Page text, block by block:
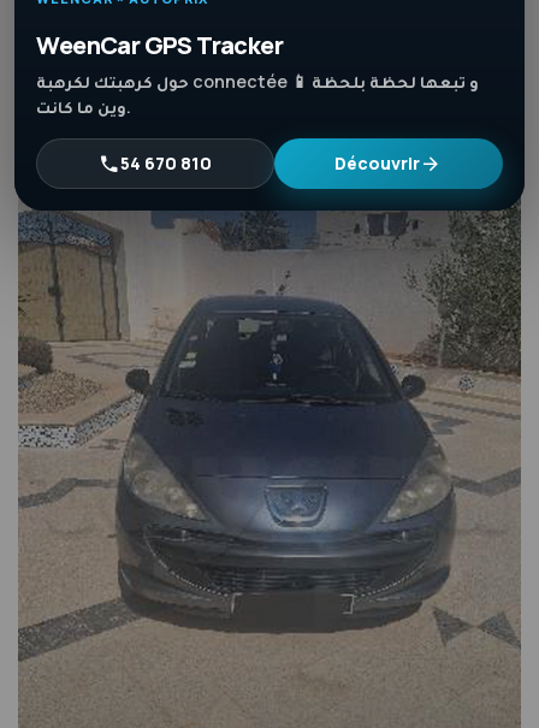
2021 200,000 KM Essence
WeenCar GPS Tracker
حول كرهبتك لكرهبة connectée 📱 و تبعها لحظة بلحظة
وين ما كانت.
54 670 810 Découvrir